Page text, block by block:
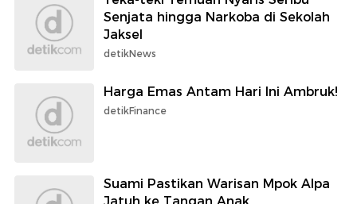
Senjata hingga Narkoba di Sekolah
Jaksel
detikNews
Harga Emas Antam Hari Ini Ambruk!
detikFinance
Suami Pastikan Warisan Mpok Alpa